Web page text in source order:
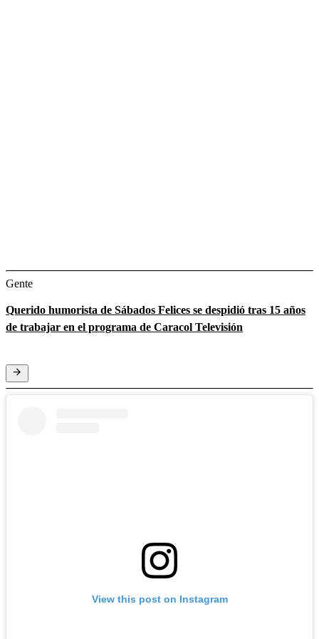
Gente
Querido humorista de Sábados Felices se despidió tras 15 años
de trabajar en el programa de Caracol Televisión
View this post on Instagram